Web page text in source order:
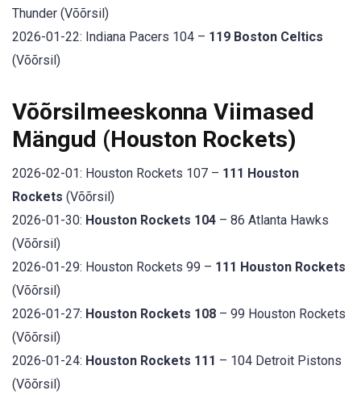
Thunder (Võõrsil)
2026-01-22: Indiana Pacers 104 – 119 Boston Celtics
(Võõrsil)
Võõrsilmeeskonna Viimased
Mängud (Houston Rockets)
2026-02-01: Houston Rockets 107 – 111 Houston
Rockets (Võõrsil)
2026-01-30: Houston Rockets 104 – 86 Atlanta Hawks
(Võõrsil)
2026-01-29: Houston Rockets 99 – 111 Houston Rockets
(Võõrsil)
2026-01-27: Houston Rockets 108 – 99 Houston Rockets
(Võõrsil)
2026-01-24: Houston Rockets 111 – 104 Detroit Pistons
(Võõrsil)